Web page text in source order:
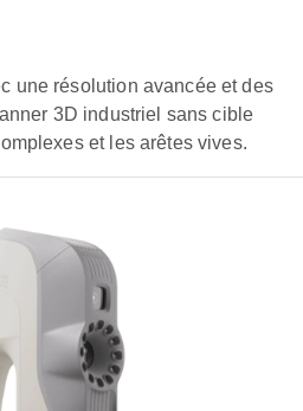
une résolution avancée et des
3D industriel sans cible
et les arêtes vives.